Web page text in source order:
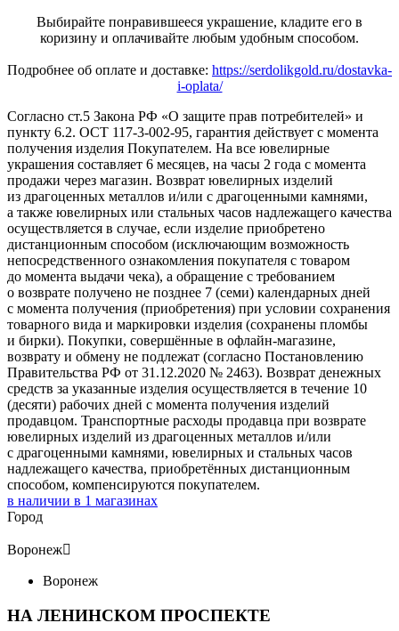
Выбирайте понравившееся украшение, кладите его в
коризину и оплачивайте любым удобным способом.
Подробнее об оплате и доставке: https://serdolikgold.ru/dostavka-
i-oplata/
Согласно ст.5 Закона РФ «О защите прав потребителей» и
пункту 6.2. ОСТ 117-3-002-95, гарантия действует с момента
получения изделия Покупателем. На все ювелирные
украшения составляет 6 месяцев, на часы 2 года с момента
продажи через магазин. Возврат ювелирных изделий
из драгоценных металлов и/или с драгоценными камнями,
а также ювелирных или стальных часов надлежащего качества
осуществляется в случае, если изделие приобретено
дистанционным способом (исключающим возможность
непосредственного ознакомления покупателя с товаром
до момента выдачи чека), а обращение с требованием
о возврате получено не позднее 7 (семи) календарных дней
с момента получения (приобретения) при условии сохранения
товарного вида и маркировки изделия (сохранены пломбы
и бирки). Покупки, совершённые в офлайн-магазине,
возврату и обмену не подлежат (согласно Постановлению
Правительства РФ от 31.12.2020 № 2463). Возврат денежных
средств за указанные изделия осуществляется в течение 10
(десяти) рабочих дней с момента получения изделий
продавцом. Транспортные расходы продавца при возврате
ювелирных изделий из драгоценных металлов и/или
с драгоценными камнями, ювелирных и стальных часов
надлежащего качества, приобретённых дистанционным
способом, компенсируются покупателем.
в наличии в 1 магазинах
Город
Воронеж
Воронеж
НА ЛЕНИНСКОМ ПРОСПЕКТЕ